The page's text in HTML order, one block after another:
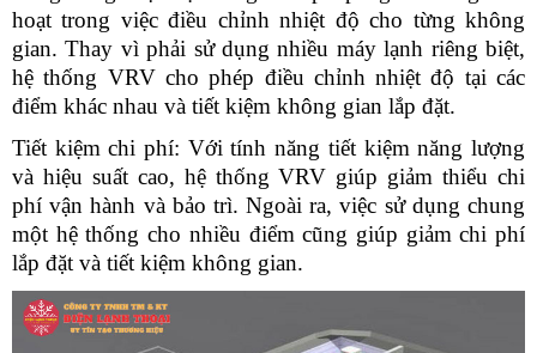
hoạt trong việc điều chỉnh nhiệt độ cho từng không
gian. Thay vì phải sử dụng nhiều máy lạnh riêng biệt,
hệ thống VRV cho phép điều chỉnh nhiệt độ tại các
điểm khác nhau và tiết kiệm không gian lắp đặt.
Tiết kiệm chi phí: Với tính năng tiết kiệm năng lượng
và hiệu suất cao, hệ thống VRV giúp giảm thiểu chi
phí vận hành và bảo trì. Ngoài ra, việc sử dụng chung
một hệ thống cho nhiều điểm cũng giúp giảm chi phí
lắp đặt và tiết kiệm không gian.